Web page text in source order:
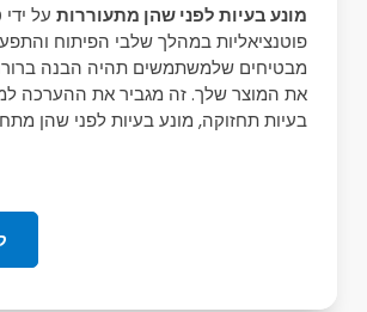
מונע בעיות לפני שהן מתעוררותעל ידי
פוטנציאליות במהלך שלבי הפיתוח
מבטיחים שלמשתמשים תהיה הבנה ברורה
את המוצר שלך. זה מגביר את ההערכה
בעיות תחזוקה, מונע בעיות לפני שהן